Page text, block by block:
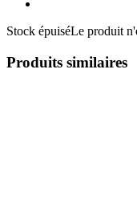
Stock épuiséLe produit
Produits similaires